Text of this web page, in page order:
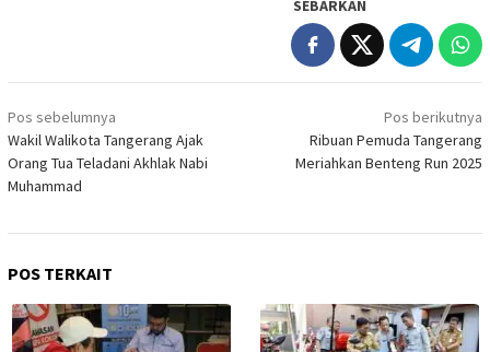
SEBARKAN
Navigasi
pos
Pos sebelumnya
Wakil Walikota Tangerang Ajak
Orang Tua Teladani Akhlak Nabi
Muhammad
Pos berikutnya
Ribuan Pemuda Tangerang
Meriahkan Benteng Run 2025
POS TERKAIT